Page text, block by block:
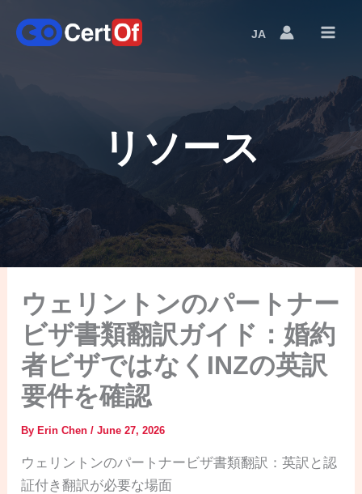
JALanguage
リソース
ウェリントンのパートナー
ビザ書類翻訳ガイド：婚約
者ビザではなくINZの英訳
要件を確認
ByErin Chen/June 27, 2026
ウェリントンのパートナービザ書類翻訳：英訳と認
証付き翻訳が必要な場面